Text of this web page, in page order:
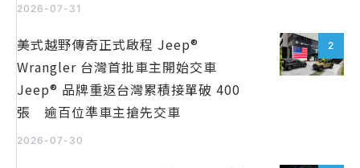
2026-07-31
2
美式越野傳奇正式啟程 Jeep®
Wrangler 台灣首批車主開始交車
Jeep® 品牌重返台灣累積接單破 400
張 逾百位準車主搶先交車
2026-07-30